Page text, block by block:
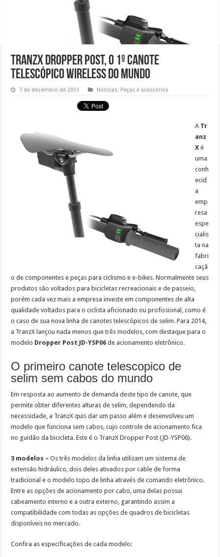
TranzX Dropper Post, o 1º canote
telescópico wireless do mundo
7 de dezembro de 2013 Notícias, Peças e acessórios
A Tr
anz
X é
uma
conh
ecid
a
emp
resa
espe
cialis
ta na
fabri
caçã
o de componentes e peças para ciclismo e e-bikes. Normalmente seus
produtos são voltados para bicicletas recreacionais e de passeio,
porém cada vez mais a empresa investe em componentes de alta
qualidade voltados para o ciclista aficionado ou profissional, como é
o caso de sua nova linha de canotes telescópicos de selim. Para 2014,
a TranzX lançou nada menos que três modelos, com destaque para o
modelo Dropper Post JD-YSP06 de acionamento eletrônico.
O primeiro canote telescopico de
selim sem cabos do mundo
Em resposta ao aumento de demanda deste tipo de canote, que
permite obter diferentes alturas de selim, dependendo da
necessidade, a TranzX quis dar um passo além e desenvolveu um
modelo que funciona sem cabos, cujo controle de acionamento fica
no guidão da bicicleta. Este é o TranzX Dropper Post (JD-YSP06).
3 modelos –Os três modelos da linha utilizam um sistema de
extensão hidráulico, dois deles ativados por cable de forma
tradicional e o modelo topo de linha através de comando eletrônico.
Entre as opções de acionamento por cabo, uma delas possui
cabeamento interno e a outra externo, garantindo assim a
compatibilidade com todas as opções de quadros de bicicletas
disponíveis no mercado.
Confira as especificações de cada modelo: